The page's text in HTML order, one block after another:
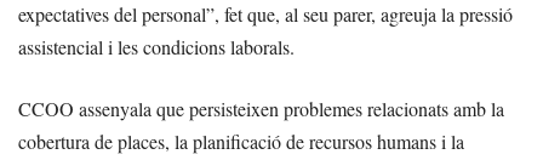
expectatives del personal”, fet que, al seu parer, agreuja la pressió
assistencial i les condicions laborals.
CCOO assenyala que persisteixen problemes relacionats amb la
cobertura de places, la planificació de recursos humans i la